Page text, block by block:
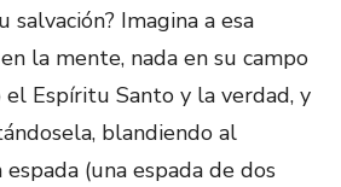
salvación? Imagina a esa
la mente, nada en su campo
el Espíritu Santo y la verdad, y
blandiendo al
(una espada de dos